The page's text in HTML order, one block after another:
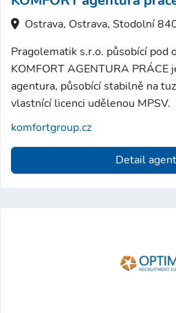
Ostrava, Ostrava, Stodolní
Pragolematik s.r.o. působící pod
KOMFORT AGENTURA PRÁCE
agentura, působící stabilně na
vlastnící licenci udělenou MPSV.
komfortgroup.cz
Detail